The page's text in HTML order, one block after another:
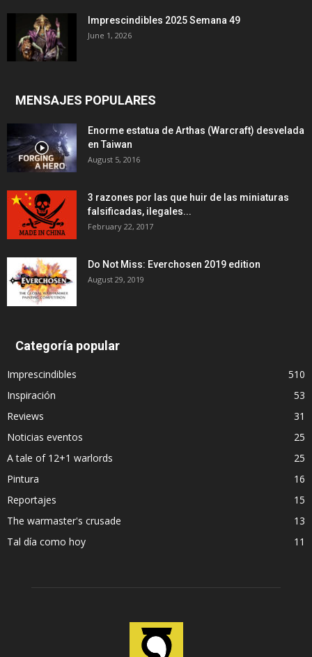
Imprescindibles 2025 Semana 49
June 1, 2026
MENSAJES POPULARES
Enorme estatua de Arthas (Warcraft) desvelada
en Taiwan
August 5, 2016
3 razones por las que huir de las miniaturas
falsificadas, ilegales...
February 22, 2017
Do Not Miss: Everchosen 2019 edition
August 29, 2019
Categoría popular
Imprescindibles
510
Inspiración
53
Reviews
31
Noticias eventos
25
A tale of 12+1 warlords
25
Pintura
16
Reportajes
15
The warmaster's crusade
13
Tal día como hoy
11